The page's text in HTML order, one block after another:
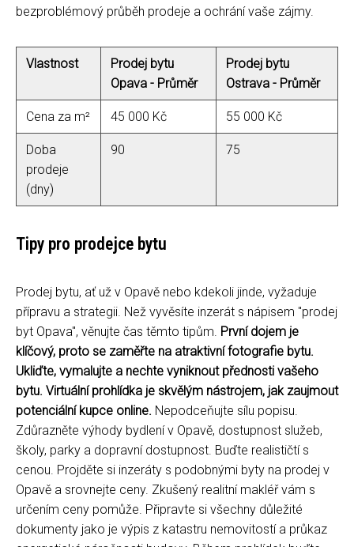
bezproblémový průběh prodeje a ochrání vaše zájmy.
Vlastnost
Prodej bytu
Opava - Průměr
Prodej bytu
Ostrava - Průměr
Cena za m² 45 000 Kč 55 000 Kč
Doba
prodeje
(dny)
90 75
Tipy pro prodejce bytu
Prodej bytu, ať už v Opavě nebo kdekoli jinde, vyžaduje
přípravu a strategii. Než vyvěsíte inzerát s nápisem "prodej
byt Opava", věnujte čas těmto tipům. První dojem je
klíčový, proto se zaměřte na atraktivní fotografie bytu.
Ukliďte, vymalujte a nechte vyniknout přednosti vašeho
bytu. Virtuální prohlídka je skvělým nástrojem, jak zaujmout
potenciální kupce online. Nepodceňujte sílu popisu.
Zdůrazněte výhody bydlení v Opavě, dostupnost služeb,
školy, parky a dopravní dostupnost. Buďte realističtí s
cenou. Projděte si inzeráty s podobnými byty na prodej v
Opavě a srovnejte ceny. Zkušený realitní makléř vám s
určením ceny pomůže. Připravte si všechny důležité
dokumenty jako je výpis z katastru nemovitostí a průkaz